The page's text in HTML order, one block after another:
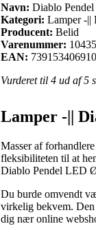
Navn: Diablo
Kategori: Lamper -||
Producent: Belid
Varenummer:
EAN:
Vurderet til 4 ud af 5
Lamper -||
Masser af
fleksibiliteten til at
Diablo Pendel LED
Du burde omvendt
virkelig bekvem.
dig nær online